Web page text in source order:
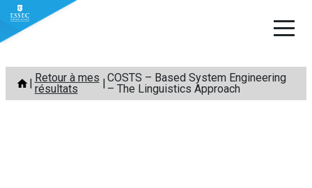
Aller
contenu
Retour à mes
résultats
COSTS – Based System Engineering
– The Linguistics Approach